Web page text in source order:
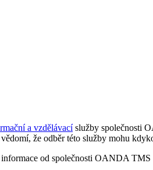
a vzdělávacíslužby společnosti
že odběr této služby mohu
od společnosti OANDA